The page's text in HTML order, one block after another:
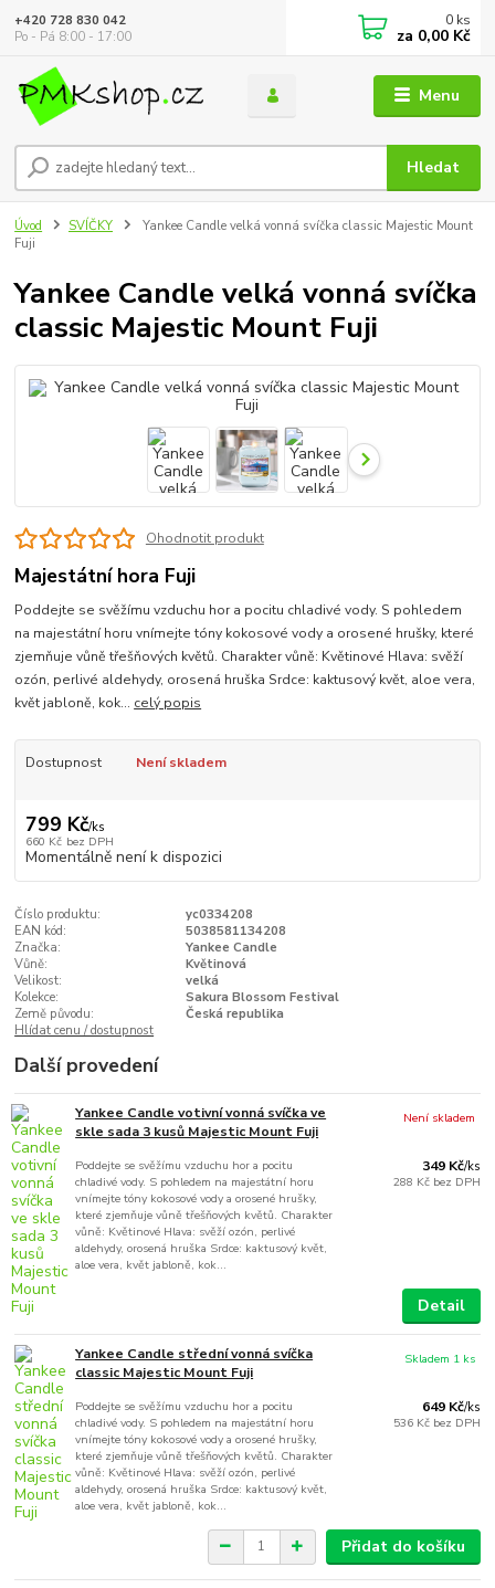
Menu
Hledat
+420 728 830 042
Po - Pá 8:00 - 17:00
0 ks
za 0,00 Kč
Úvod SVÍČKY
Yankee Candle velká vonná svíčka classic Majestic Mount
Fuji
Yankee Candle velká vonná svíčka
classic Majestic Mount Fuji
Ohodnotit produkt
Majestátní hora Fuji
Poddejte se svěžímu vzduchu hor a pocitu chladivé vody. S pohledem
na majestátní horu vnímejte tóny kokosové vody a orosené hrušky, které
zjemňuje vůně třešňových květů. Charakter vůně: Květinové Hlava: svěží
ozón, perlivé aldehydy, orosená hruška Srdce: kaktusový květ, aloe vera,
květ jabloně, kok... celý popis
Dostupnost Není skladem
799 Kč/ks
660 Kč bez DPH
Momentálně není k dispozici
Číslo produktu:
yc0334208
EAN kód:
5038581134208
Značka:
Yankee Candle
Vůně:
Květinová
Velikost:
velká
Kolekce:
Sakura Blossom Festival
Země původu:
Česká republika
Hlídat cenu / dostupnost
Další provedení
Yankee Candle votivní vonná svíčka ve
skle sada 3 kusů Majestic Mount Fuji
Poddejte se svěžímu vzduchu hor a pocitu
chladivé vody. S pohledem na majestátní horu
vnímejte tóny kokosové vody a orosené hrušky,
které zjemňuje vůně třešňových květů. Charakter
vůně: Květinové Hlava: svěží ozón, perlivé
aldehydy, orosená hruška Srdce: kaktusový květ,
aloe vera, květ jabloně, kok...
349 Kč/ks
288 Kč bez DPH
Není skladem
Detail
Yankee Candle střední vonná svíčka
classic Majestic Mount Fuji
Poddejte se svěžímu vzduchu hor a pocitu
chladivé vody. S pohledem na majestátní horu
vnímejte tóny kokosové vody a orosené hrušky,
které zjemňuje vůně třešňových květů. Charakter
vůně: Květinové Hlava: svěží ozón, perlivé
aldehydy, orosená hruška Srdce: kaktusový květ,
aloe vera, květ jabloně, kok...
649 Kč/ks
536 Kč bez DPH
Skladem 1 ks
Přidat do košíku